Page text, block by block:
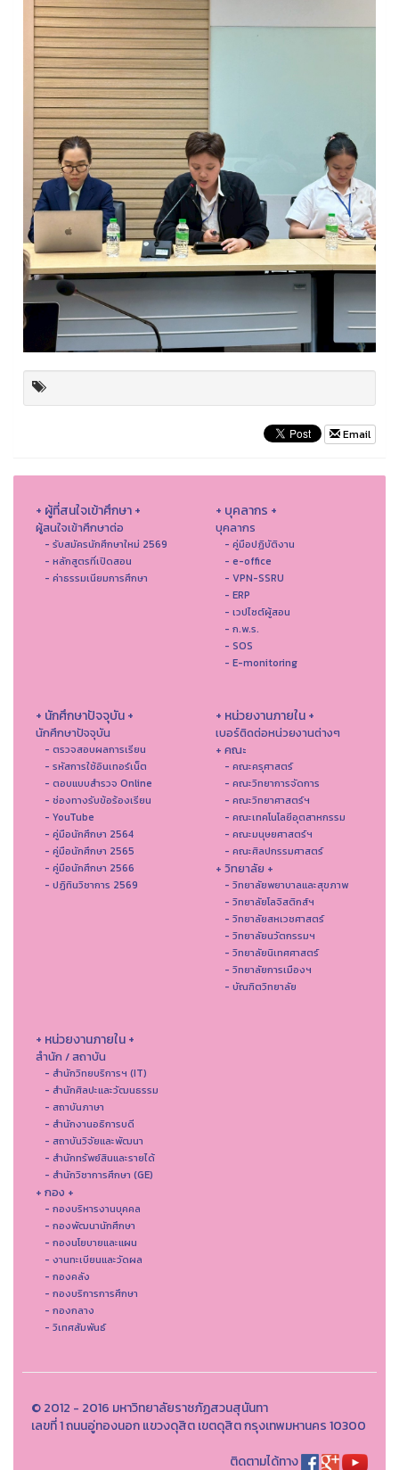
Email
+ ผู้ที่สนใจเข้าศึกษา +
ผู้สนใจเข้าศึกษาต่อ
- รับสมัครนักศึกษาใหม่ 2569
- หลักสูตรที่เปิดสอน
- ค่าธรรมเนียมการศึกษา
+ บุคลากร +
บุคลากร
- คู่มือปฏิบัติงาน
- e-office
- VPN-SSRU
- ERP
- เวปไซต์ผู้สอน
- ก.พ.ร.
- SOS
- E-monitoring
+ นักศึกษาปัจจุบัน +
นักศึกษาปัจจุบัน
- ตรวจสอบผลการเรียน
- รหัสการใช้อินเทอร์เน็ต
- ตอบแบบสำรวจ Online
- ช่องทางรับข้อร้องเรียน
- YouTube
- คู่มือนักศึกษา 2564
- คู่มือนักศึกษา 2565
- คู่มือนักศึกษา 2566
- ปฏิทินวิชาการ 2569
+ หน่วยงานภายใน +
เบอร์ติดต่อหน่วยงานต่างๆ
+ คณะ
- คณะครุศาสตร์
- คณะวิทยาการจัดการ
- คณะวิทยาศาสตร์ฯ
- คณะเทคโนโลยีอุตสาหกรรม
- คณะมนุษยศาสตร์ฯ
- คณะศิลปกรรมศาสตร์
+ วิทยาลัย +
- วิทยาลัยพยาบาลและสุขภาพ
- วิทยาลัยโลจิสติกส์ฯ
- วิทยาลัยสหเวชศาสตร์
- วิทยาลัยนวัตกรรมฯ
- วิทยาลัยนิเทศศาสตร์
- วิทยาลัยการเมืองฯ
- บัณฑิตวิทยาลัย
+ หน่วยงานภายใน +
สำนัก / สถาบัน
- สำนักวิทยบริการฯ (IT)
- สํานักศิลปะและวัฒนธรรม
- สถาบันภาษา
- สำนักงานอธิการบดี
- สถาบันวิจัยและพัฒนา
- สำนักทรัพย์สินและรายได้
- สำนักวิชาการศึกษา (GE)
+ กอง +
- กองบริหารงานบุคคล
- กองพัฒนานักศึกษา
- กองนโยบายและแผน
- งานทะเบียนและวัดผล
- กองคลัง
- กองบริการการศึกษา
- กองกลาง
- วิเทศสัมพันธ์
© 2012 - 2016 มหาวิทยาลัยราชภัฏสวนสุนันทา
เลขที่ 1 ถนนอู่ทองนอก แขวงดุสิต เขตดุสิต กรุงเทพมหานคร 10300
ติดตามได้ทาง